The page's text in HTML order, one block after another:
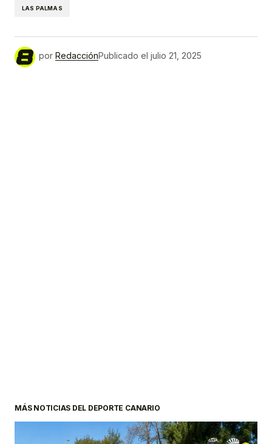
LAS PALMAS
por RedacciónPublicado el julio 21, 2025
MÁS NOTICIAS DEL DEPORTE CANARIO